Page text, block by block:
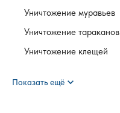
Уничтожение муравьев
Уничтожение тараканов
Уничтожение клещей
Показать ещё expand_more